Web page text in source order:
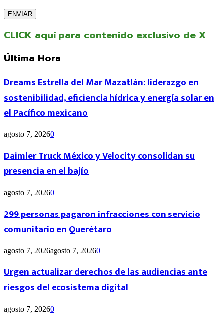
CLICK aquí para contenido exclusivo de X
Última Hora
Dreams Estrella del Mar Mazatlán: liderazgo en
sostenibilidad, eficiencia hídrica y energía solar en
el Pacífico mexicano
agosto 7, 20260
Daimler Truck México y Velocity consolidan su
presencia en el bajío
agosto 7, 20260
299 personas pagaron infracciones con servicio
comunitario en Querétaro
agosto 7, 2026agosto 7, 20260
Urgen actualizar derechos de las audiencias ante
riesgos del ecosistema digital
agosto 7, 20260